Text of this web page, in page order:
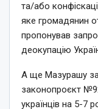
та/або
яке громадянин
пропонував
деокупацію
А ще Мазурашу
законопроєкт
українців на 5-7